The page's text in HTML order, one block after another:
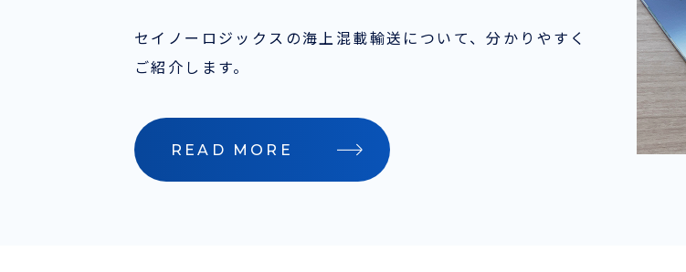
セイノーロジックスの海上混載輸送について、分かりやすく
ご紹介します。
READ MORE